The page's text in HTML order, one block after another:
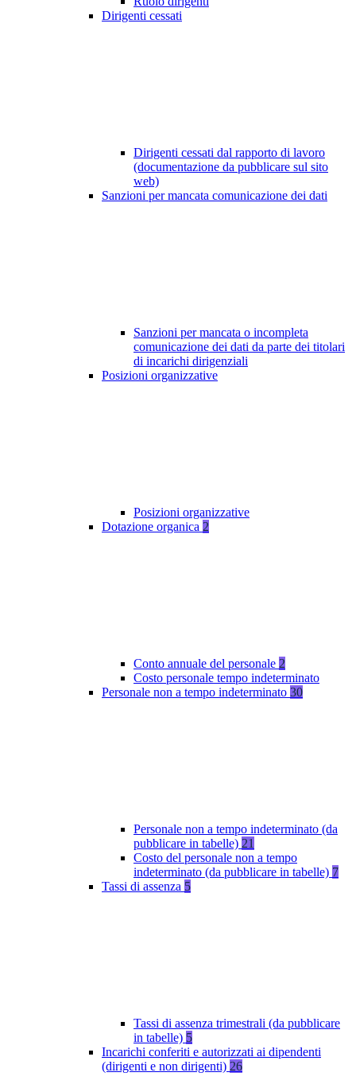
Dirigenti cessati
Dirigenti cessati dal rapporto di lavoro
(documentazione da pubblicare sul sito
web)
Sanzioni per mancata comunicazione dei dati
Sanzioni per mancata o incompleta
comunicazione dei dati da parte dei titolari
di incarichi dirigenziali
Posizioni organizzative
Posizioni organizzative
Dotazione organica 2
Conto annuale del personale 2
Costo personale tempo indeterminato
Personale non a tempo indeterminato 30
Personale non a tempo indeterminato (da
pubblicare in tabelle) 21
Costo del personale non a tempo
indeterminato (da pubblicare in tabelle) 7
Tassi di assenza 5
Tassi di assenza trimestrali (da pubblicare
in tabelle) 5
Incarichi conferiti e autorizzati ai dipendenti
(dirigenti e non dirigenti) 26